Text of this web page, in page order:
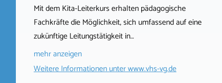
Mit dem Kita-Leiterkurs erhalten pädagogische
Fachkräfte die Möglichkeit, sich umfassend auf eine
zukünftige Leitungstätigkeit in…
mehr anzeigen
Weitere Informationen unterwww.vhs-vg.de